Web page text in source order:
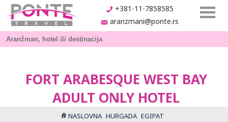
+381-11-7858585
aranzmani@ponte.rs
FORT ARABESQUE WEST BAY
ADULT ONLY HOTEL
NASLOVNA HURGADA EGIPAT